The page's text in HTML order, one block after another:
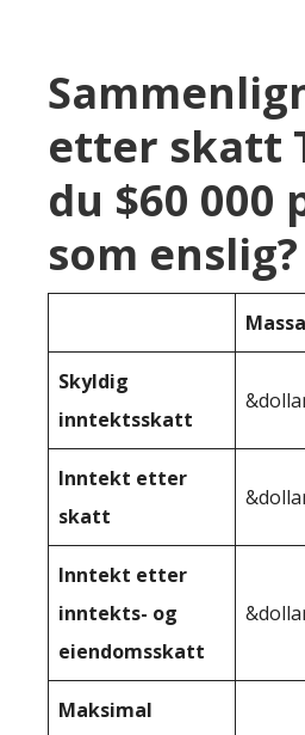
etter skatt
du $60 000
som enslig?
Skyldig
inntektsskatt
Inntekt etter
skatt
Inntekt etter
inntekts- og
eiendomsskatt
Maksimal